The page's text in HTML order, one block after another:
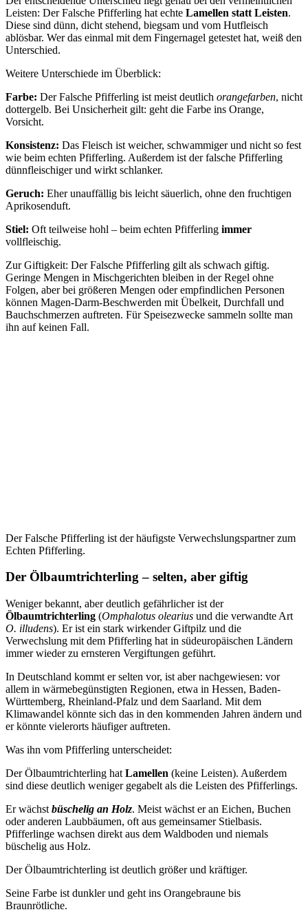
Leisten: Der Falsche Pfifferling hat echte Lamellen statt Leisten.
Diese sind dünn, dicht stehend, biegsam und vom Hutfleisch
ablösbar. Wer das einmal mit dem Fingernagel getestet hat, weiß den
Unterschied.
Weitere Unterschiede im Überblick:
Farbe: Der Falsche Pfifferling ist meist deutlich orangefarben, nicht
dottergelb. Bei Unsicherheit gilt: geht die Farbe ins Orange,
Vorsicht.
Konsistenz: Das Fleisch ist weicher, schwammiger und nicht so fest
wie beim echten Pfifferling. Außerdem ist der falsche Pfifferling
dünnfleischiger und wirkt schlanker.
Geruch: Eher unauffällig bis leicht säuerlich, ohne den fruchtigen
Aprikosenduft.
Stiel: Oft teilweise hohl – beim echten Pfifferling immer
vollfleischig.
Zur Giftigkeit: Der Falsche Pfifferling gilt als schwach giftig.
Geringe Mengen in Mischgerichten bleiben in der Regel ohne
Folgen, aber bei größeren Mengen oder empfindlichen Personen
können Magen-Darm-Beschwerden mit Übelkeit, Durchfall und
Bauchschmerzen auftreten. Für Speisezwecke sammeln sollte man
ihn auf keinen Fall.
Der Falsche Pfifferling ist der häufigste Verwechslungspartner zum
Echten Pfifferling.
Der Ölbaumtrichterling – selten, aber giftig
Weniger bekannt, aber deutlich gefährlicher ist der
Ölbaumtrichterling (Omphalotus olearius und die verwandte Art
O. illudens). Er ist ein stark wirkender Giftpilz und die
Verwechslung mit dem Pfifferling hat in südeuropäischen Ländern
immer wieder zu ernsteren Vergiftungen geführt.
In Deutschland kommt er selten vor, ist aber nachgewiesen: vor
allem in wärmebegünstigten Regionen, etwa in Hessen, Baden-
Württemberg, Rheinland-Pfalz und dem Saarland. Mit dem
Klimawandel könnte sich das in den kommenden Jahren ändern und
er könnte vielerorts häufiger auftreten.
Was ihn vom Pfifferling unterscheidet:
Der Ölbaumtrichterling hat Lamellen (keine Leisten). Außerdem
sind diese deutlich weniger gegabelt als die Leisten des Pfifferlings.
Er wächst büschelig an Holz. Meist wächst er an Eichen, Buchen
oder anderen Laubbäumen, oft aus gemeinsamer Stielbasis.
Pfifferlinge wachsen direkt aus dem Waldboden und niemals
büschelig aus Holz.
Der Ölbaumtrichterling ist deutlich größer und kräftiger.
Seine Farbe ist dunkler und geht ins Orangebraune bis
Braunrötliche.